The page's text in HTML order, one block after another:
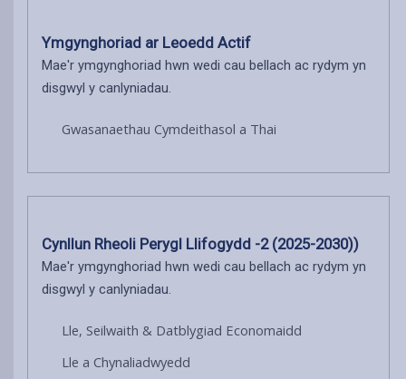
Ymgynghoriad ar Leoedd Actif
Mae'r ymgynghoriad hwn wedi cau bellach ac rydym yn
disgwyl y canlyniadau.
Gwasanaethau Cymdeithasol a Thai
Cynllun Rheoli Perygl Llifogydd -2 (2025-2030))
Mae'r ymgynghoriad hwn wedi cau bellach ac rydym yn
disgwyl y canlyniadau.
Lle, Seilwaith & Datblygiad Economaidd
Lle a Chynaliadwyedd